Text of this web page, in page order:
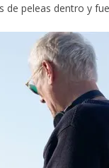
peleas dentro y